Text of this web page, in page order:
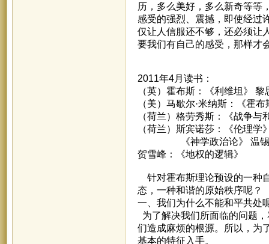
历，多么美好，多么新奇等等
感受的强烈、震撼，即使经过
仅让人信服还不够，还必须让
要我们有自己的感受，那样才
2011年4月读书：
（英）霍布斯：《利维坦》
（美）马歇尔·米纳斯：《霍
（荷兰）格劳秀斯：《战争与
（荷兰）斯宾诺莎：《伦理学
《神学政治论》 温锡
贺雪峰：《地权的逻辑》
针对霍布斯理论预设的一种
态，一种和谐的原始秩序呢？
一、我们为什么不能和平共处
为了解决我们所面临的问题
们造成麻烦的根源。所以，为
基本的特征入手。